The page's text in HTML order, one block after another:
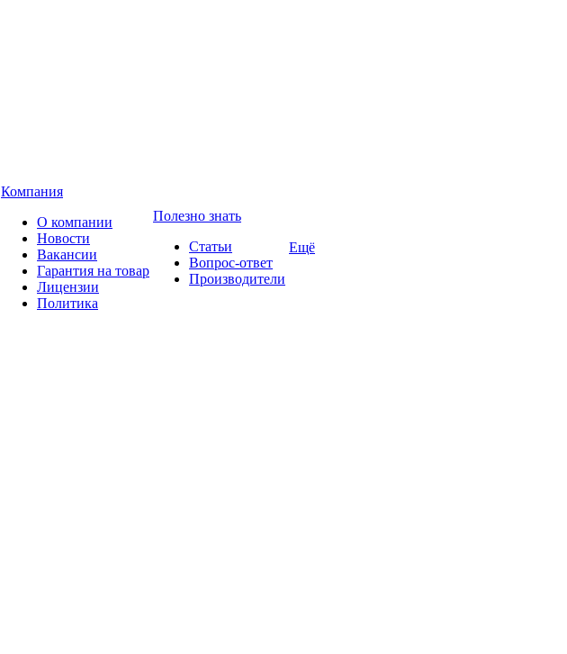
Компания
О компании
Новости
Вакансии
Гарантия на товар
Лицензии
Политика
Полезно знать
Статьи
Вопрос-ответ
Производители
Ещё